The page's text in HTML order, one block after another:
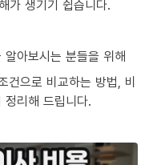
가 생기기 쉽습니다.
아보시는 분들을 위해
건으로 비교하는 방법, 비
리해 드립니다.